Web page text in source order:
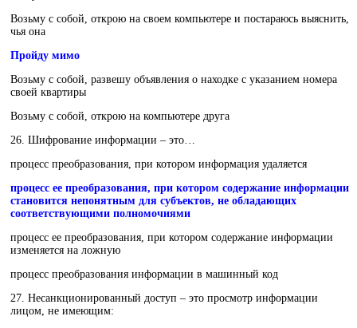
Возьму с собой, открою на своем компьютере и постараюсь выяснить,
чья она
Пройду мимо
Возьму с собой, развешу объявления о находке с указанием номера
своей квартиры
Возьму с собой, открою на компьютере друга
26. Шифрование информации – это…
процесс преобразования, при котором информация удаляется
процесс ее преобразования, при котором содержание информации
становится непонятным для субъектов, не обладающих
соответствующими полномочиями
процесс ее преобразования, при котором содержание информации
изменяется на ложную
процесс преобразования информации в машинный код
27. Несанкционированный доступ – это просмотр информации
лицом, не имеющим: